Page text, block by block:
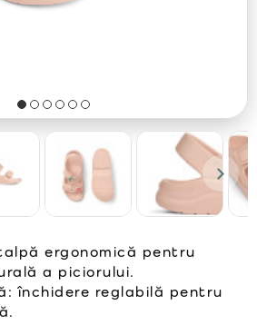
ergonomică pentru
a piciorului.
închidere reglabilă pentru